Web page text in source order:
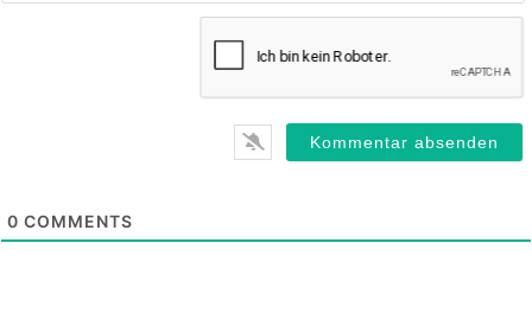
0 COMMENTS